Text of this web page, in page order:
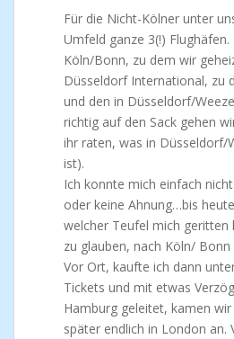
Für die Nicht-Kölner unter
Umfeld ganze 3(!) Flughäfen.
Köln/Bonn, zu dem wir
Düsseldorf International, zu
und den in Düsseldorf/
richtig auf den Sack gehen
ihr raten, was in Düsseldorf/
ist).
Ich konnte mich einfach
oder keine Ahnung…bis
welcher Teufel mich geritten
zu glauben, nach Köln/ Bonn
Vor Ort, kaufte ich dann
Tickets und mit etwas
Hamburg geleitet, kamen
später endlich in London an.